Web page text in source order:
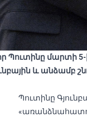
մարտի 5-
և անձամբ
Պուտինը